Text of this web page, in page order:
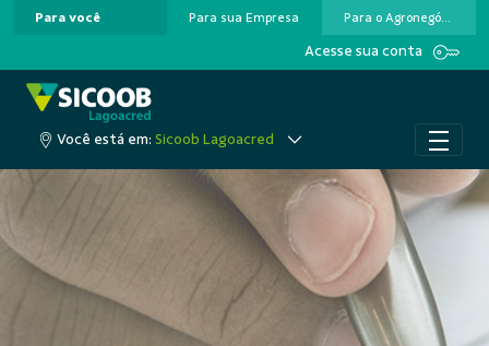
Pular para o Conteúdo principal
Para você Para sua Empresa Para o Agronegócio
Acesse sua conta
Você está em: Sicoob Lagoacred